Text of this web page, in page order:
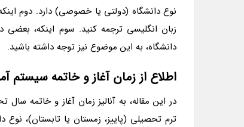
نوع دانشگاه (دولتی یا خصوصی) دارد. دوم
زبان انگلیسی ترجمه کنید. سوم اینکه،
دانشگاه، به این موضوع نیز توجه داشته باشید.
اطلاع از زمان آغاز و خاتمه سیستم
در این مقاله، به آنالیز زمان آغاز و خاتمه
ترم تحصیلی (پاییز، زمستان یا تابستان)،